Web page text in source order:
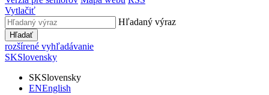
Vytlačiť
Hľadaný výraz
Hľadať
rozšírené vyhľadávanie
SKSlovensky
SKSlovensky
ENEnglish